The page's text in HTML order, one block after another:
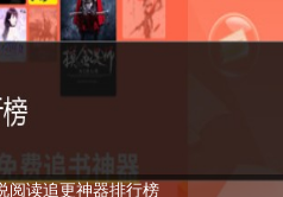
阅读追更神器排行榜